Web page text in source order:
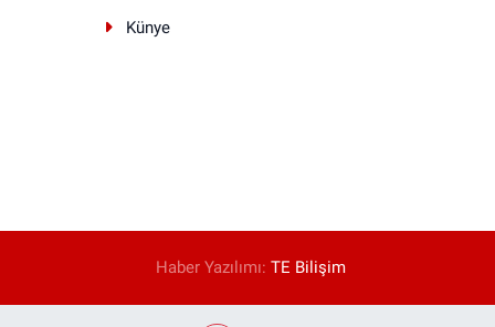
Künye
Haber Yazılımı:TE Bilişim